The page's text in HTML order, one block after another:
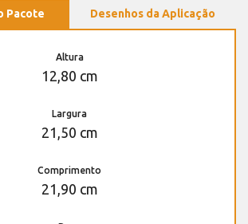
Pacote Desenhos da Aplicação
Altura
12,80 cm
Largura
21,50 cm
Comprimento
21,90 cm